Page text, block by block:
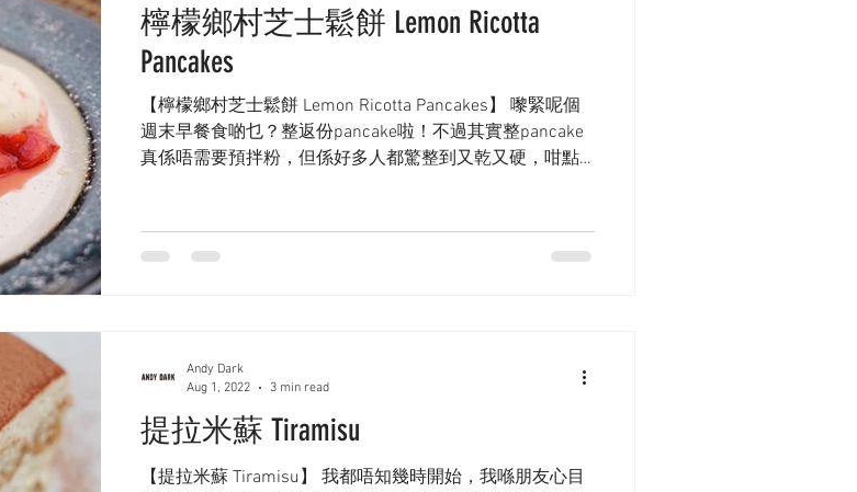
檸檬鄉村芝士鬆餅 Lemon Ricotta
Pancakes
【檸檬鄉村芝士鬆餅 Lemon Ricotta Pancakes】 嚟緊呢個
週末早餐食啲乜？整返份pancake啦！不過其實整pancake
真係唔需要預拌粉，但係好多人都驚整到又乾又硬，咁點
提拉米蘇 Tiramisu
【提拉米蘇 Tiramisu】 我都唔知幾時開始，我喺朋友心目
Andy Dark
Aug 1, 2022
3 min read